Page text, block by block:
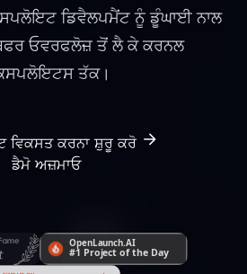
ਡਿਵੈਲਪਮੈਂਟ ਨੂੰ ਡੂੰਘਾਈ ਨਾਲ
ਓਵਰਫਲੋਜ਼ ਤੋਂ ਲੈ ਕੇ ਕਰਨਲ
ਤੱਕ।
ਕਰਨਾ ਸ਼ੁਰੂ ਕਰੋ
ਡੈਮੋ ਅਜ਼ਮਾਓ